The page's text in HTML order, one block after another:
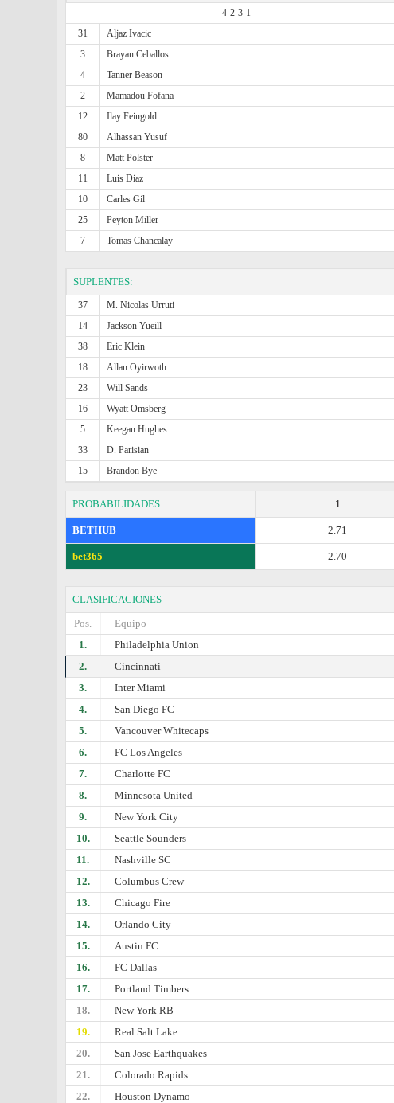
4-2-3-1
31
Aljaz Ivacic
3
Brayan Ceballos
4
Tanner Beason
2
Mamadou Fofana
12
Ilay Feingold
80
Alhassan Yusuf
8
Matt Polster
11
Luis Diaz
10
Carles Gil
25
Peyton Miller
7
Tomas Chancalay
SUPLENTES:
37 M. Nicolas Urruti
14
Jackson Yueill
38
Eric Klein
18
Allan Oyirwoth
23
Will Sands
16
Wyatt Omsberg
5
Keegan Hughes
33
D. Parisian
15
Brandon Bye
PROBABILIDADES 1
BETHUB 2.71
bet365 2.70
CLASIFICACIONES
Pos.
Equipo
1.
Philadelphia Union
2.
Cincinnati
3.
Inter Miami
4.
San Diego FC
5.
Vancouver Whitecaps
6.
FC Los Angeles
7.
Charlotte FC
8.
Minnesota United
9.
New York City
10.
Seattle Sounders
11.
Nashville SC
12.
Columbus Crew
13.
Chicago Fire
14.
Orlando City
15.
Austin FC
16.
FC Dallas
17.
Portland Timbers
18.
New York RB
19.
Real Salt Lake
20.
San Jose Earthquakes
21.
Colorado Rapids
22.
Houston Dynamo